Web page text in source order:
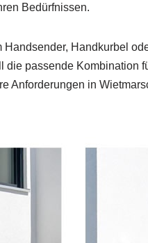
Bedürfnissen.
Handkurbel
die passende Kombination
Anforderungen in